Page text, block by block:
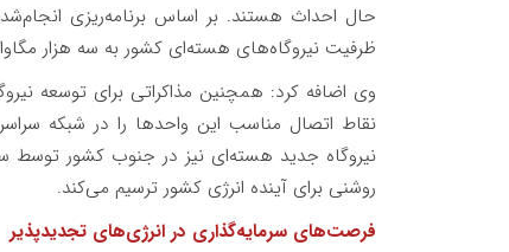
ظرفیت نیروگاه‌های هسته‌ای کشور به سه هزار
نیروگاه جدید هسته‌ای نیز در جنوب کشور توسط
روشنی برای آینده انرژی کشور ترسیم می‌کند.
فرصت‌های سرمایه‌گذاری در انرژی‌های تجدیدپذیر